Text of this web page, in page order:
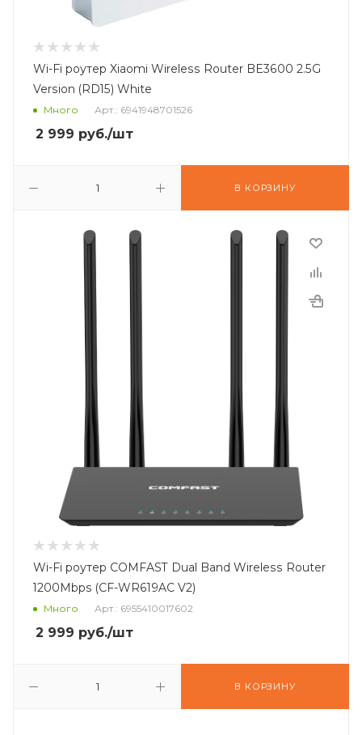
Wi-Fi роутер Xiaomi Wireless Router BE3600 2.5G
Version (RD15) White
Много Арт.: 6941948701526
2 999 руб./шт
В КОРЗИНУ
Wi-Fi роутер COMFAST Dual Band Wireless Router
1200Mbps (CF-WR619AC V2)
Много Арт.: 6955410017602
2 999 руб./шт
В КОРЗИНУ